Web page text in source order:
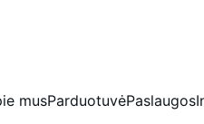
musParduotuvėPaslaugos